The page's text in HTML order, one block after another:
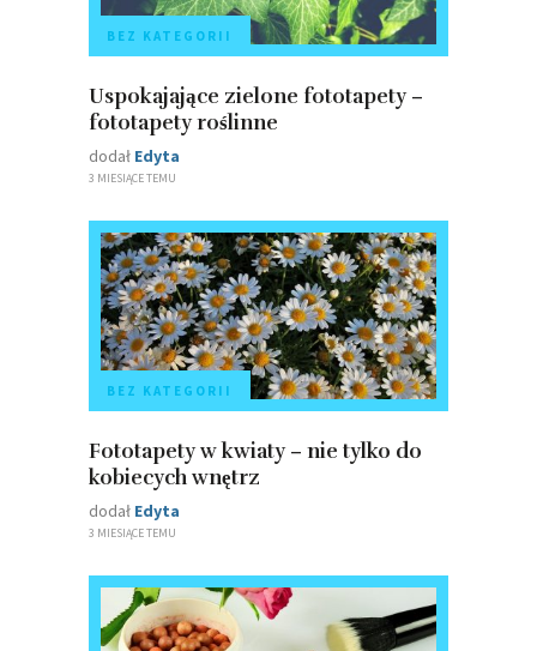
BEZ KATEGORII
Uspokajające zielone fototapety –
fototapety roślinne
dodał Edyta
3 MIESIĄCE TEMU
BEZ KATEGORII
Fototapety w kwiaty – nie tylko do
kobiecych wnętrz
dodał Edyta
3 MIESIĄCE TEMU